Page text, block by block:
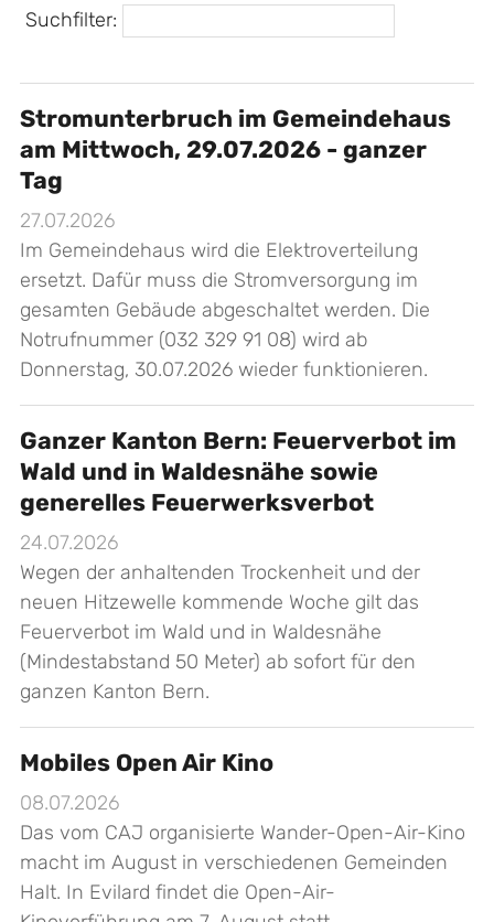
Suchfilter:
Stromunterbruch im Gemeindehaus
am Mittwoch, 29.07.2026 - ganzer
Tag
27.07.2026
Im Gemeindehaus wird die Elektroverteilung
ersetzt. Dafür muss die Stromversorgung im
gesamten Gebäude abgeschaltet werden. Die
Notrufnummer (032 329 91 08) wird ab
Donnerstag, 30.07.2026 wieder funktionieren.
Ganzer Kanton Bern: Feuerverbot im
Wald und in Waldesnähe sowie
generelles Feuerwerksverbot
24.07.2026
Wegen der anhaltenden Trockenheit und der
neuen Hitzewelle kommende Woche gilt das
Feuerverbot im Wald und in Waldesnähe
(Mindestabstand 50 Meter) ab sofort für den
ganzen Kanton Bern.
Mobiles Open Air Kino
08.07.2026
Das vom CAJ organisierte Wander-Open-Air-Kino
macht im August in verschiedenen Gemeinden
Halt. In Evilard findet die Open-Air-